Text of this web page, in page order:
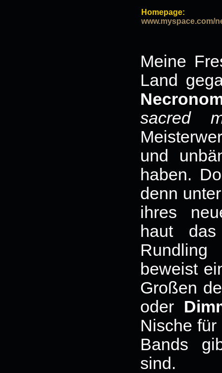
Homepage:
www.myspace.com/
Meine
Land
sacred
und
haben.
denn
ihres
haut
Rundling
beweist
Großen
oder
Nische
Bands
sind.